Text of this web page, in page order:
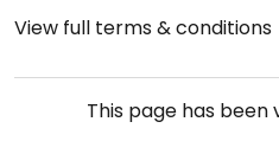
View full terms & conditions
This page has been